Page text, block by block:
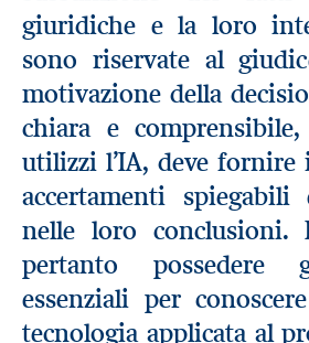
giuridiche e la loro
sono riservate al
motivazione della
chiara e comprensibile,
utilizzi l’IA, deve
accertamenti
nelle loro conclusioni.
pertanto possedere
essenziali per
tecnologia applicata al